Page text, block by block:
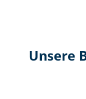
Unsere